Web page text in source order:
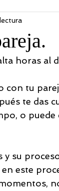
LEY DE
horas al
con tu
te das
o
su
este